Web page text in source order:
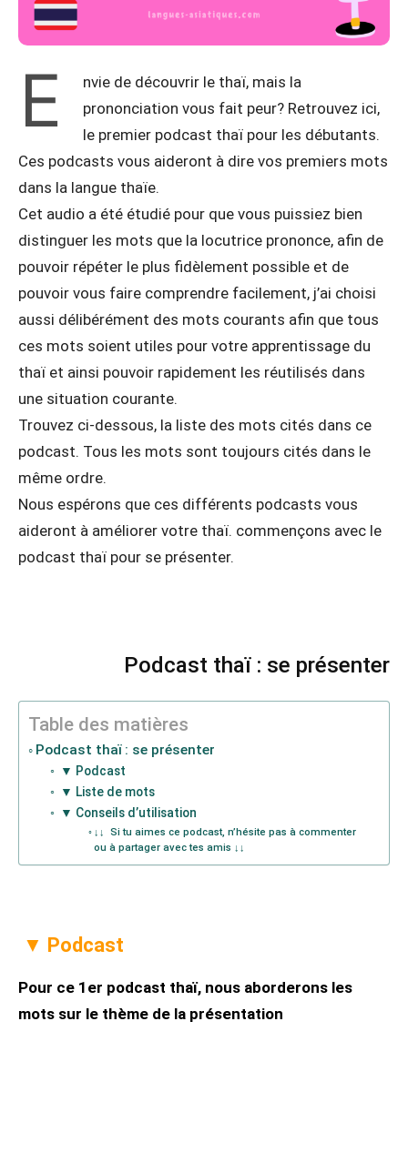
E
nvie de découvrir le thaï, mais la
prononciation vous fait peur? Retrouvez ici,
le premier podcast thaï pour les débutants.
Ces podcasts vous aideront à dire vos premiers mots
dans la langue thaïe.
Cet audio a été étudié pour que vous puissiez bien
distinguer les mots que la locutrice prononce, afin de
pouvoir répéter le plus fidèlement possible et de
pouvoir vous faire comprendre facilement, j’ai choisi
aussi délibérément des mots courants afin que tous
ces mots soient utiles pour votre apprentissage du
thaï et ainsi pouvoir rapidement les réutilisés dans
une situation courante.
Trouvez ci-dessous, la liste des mots cités dans ce
podcast. Tous les mots sont toujours cités dans le
même ordre.
Nous espérons que ces différents podcasts vous
aideront à améliorer votre thaï. commençons avec le
podcast thaï pour se présenter.
Podcast thaï : se présenter
Table des matières
Podcast thaï : se présenter
▼ Podcast
▼ Liste de mots
▼ Conseils d’utilisation
↓↓ Si tu aimes ce podcast, n’hésite pas à commenter
ou à partager avec tes amis ↓↓
▼ Podcast
Pour ce 1er podcast thaï, nous aborderons les
mots sur le thème de la présentation